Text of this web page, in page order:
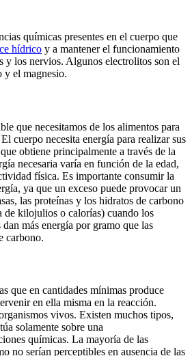
químicas presentes en el cuerpo que
hídrico y a mantener el funcionamiento
y los nervios. Algunos electrolitos son el
y el magnesio.
que necesitamos de los alimentos para
cuerpo necesita energía para realizar sus
obtiene principalmente a través de la
necesaria varía en función de la edad,
física. Es importante consumir la
ya que un exceso puede provocar un
las proteínas y los hidratos de carbono
de kilojulios o calorías) cuando los
más energía por gramo que las
carbono.
que en cantidades mínimas produce
en ella misma en la reacción.
vivos. Existen muchos tipos,
solamente sobre una
químicas. La mayoría de las
no serían perceptibles en ausencia de las